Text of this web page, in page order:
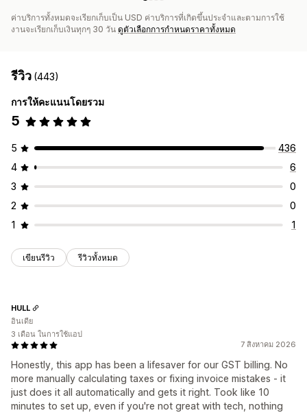
ค่าบริการทั้งหมดจะเรียกเก็บเป็น USD ค่าบริการที่เกิดขึ้นประจำและตามการใช้
งานจะเรียกเก็บเงินทุกๆ 30 วัน ดูตัวเลือกการกำหนดราคาทั้งหมด
รีวิว (443)
การให้คะแนนโดยรวม
5
5
436
4
6
3
0
2
0
1
1
เขียนรีวิว รีวิวทั้งหมด
7 สิงหาคม 2026
Honestly, this app has been a lifesaver for our GST billing. No
more manually calculating taxes or fixing invoice mistakes - it
just does it all automatically and gets it right. Took like 10
minutes to set up, even if you're not great with tech, nothing
HULL
อินเดีย
3 เดือน ในการใช้แอป